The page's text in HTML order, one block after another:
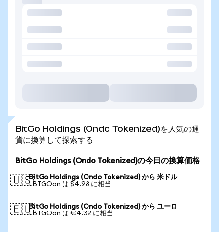
BitGo Holdings (Ondo Tokenized)を人気の通
貨に換算して探索する
BitGo Holdings (Ondo Tokenized)の今日の換算価格
🇺🇸BitGo Holdings (Ondo Tokenized) から 米ドル
1 BTGOon は $4.98 に相当
🇪🇺BitGo Holdings (Ondo Tokenized) から ユーロ
1 BTGOon は €4.32 に相当